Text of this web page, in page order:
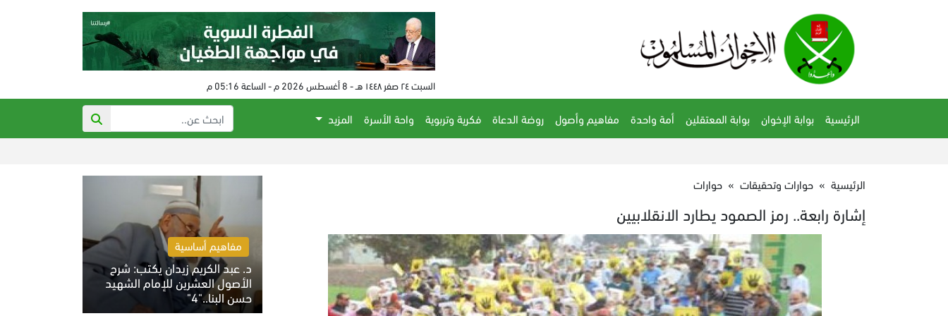
السبت ٢٤ صفر ١٤٤٨ هـ - 8 أغسطس 2026 م - الساعة 05:16 م
الرئيسية بوابة الإخوان بوابة المعتقلين أمة واحدة مفاهيم وأصول روضة الدعاة فكرية وتربوية واحة الأسرة
المزيد
الرئيسية » حوارات وتحقيقات » حوارات
إشارة رابعة.. رمز الصمود يطارد الانقلابيين
مفاهيم أساسية
د. عبد الكريم زيدان يكتب: شرح
الأصول العشرين للإمام الشهيد
حسن البنا.."4"